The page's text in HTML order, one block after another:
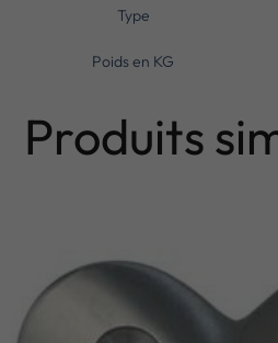
Type
Poids en KG
Produits